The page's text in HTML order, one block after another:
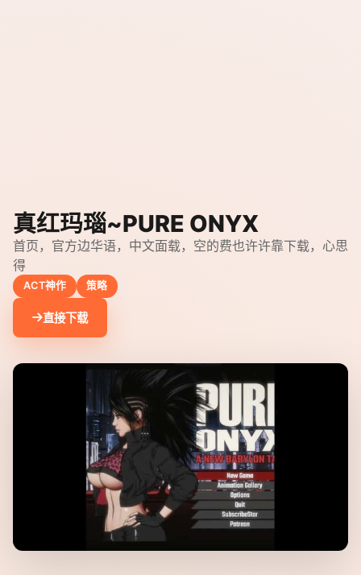
真红玛瑙~PURE ONYX
首页，官方边华语，中文面载，空的费也许许靠下载，心思
得
ACT神作 策略
直接下载